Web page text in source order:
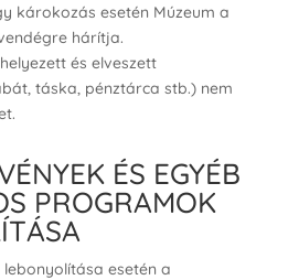
károkozás esetén Múzeum a
hárítja.
és elveszett
táska, pénztárca stb.) nem
ÉS EGYÉB
PROGRAMOK
esetén a